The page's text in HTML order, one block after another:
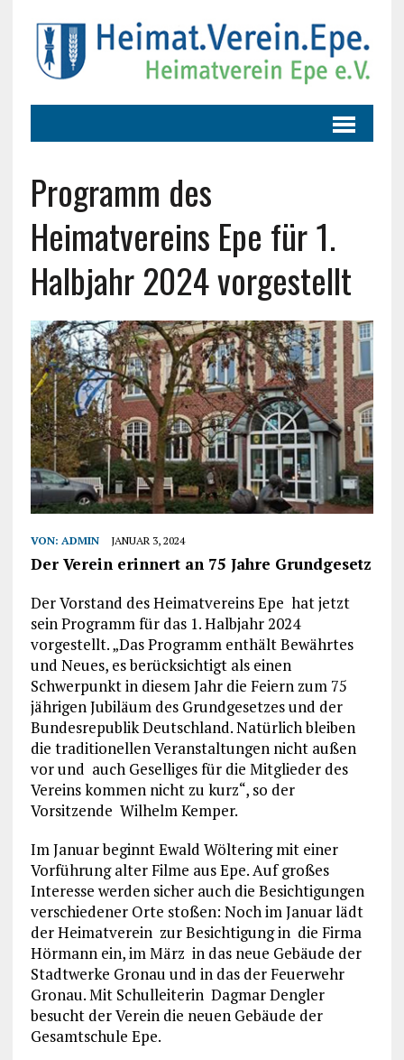
Programm des
Heimatvereins Epe für 1.
Halbjahr 2024 vorgestellt
VON: ADMIN JANUAR 3, 2024
Der Verein erinnert an 75 Jahre Grundgesetz
Der Vorstand des Heimatvereins Epe hat jetzt
sein Programm für das 1. Halbjahr 2024
vorgestellt. „Das Programm enthält Bewährtes
und Neues, es berücksichtigt als einen
Schwerpunkt in diesem Jahr die Feiern zum 75
jährigen Jubiläum des Grundgesetzes und der
Bundesrepublik Deutschland. Natürlich bleiben
die traditionellen Veranstaltungen nicht außen
vor und auch Geselliges für die Mitglieder des
Vereins kommen nicht zu kurz“, so der
Vorsitzende Wilhelm Kemper.
Im Januar beginnt Ewald Wöltering mit einer
Vorführung alter Filme aus Epe. Auf großes
Interesse werden sicher auch die Besichtigungen
verschiedener Orte stoßen: Noch im Januar lädt
der Heimatverein zur Besichtigung in die Firma
Hörmann ein, im März in das neue Gebäude der
Stadtwerke Gronau und in das der Feuerwehr
Gronau. Mit Schulleiterin Dagmar Dengler
besucht der Verein die neuen Gebäude der
Gesamtschule Epe.